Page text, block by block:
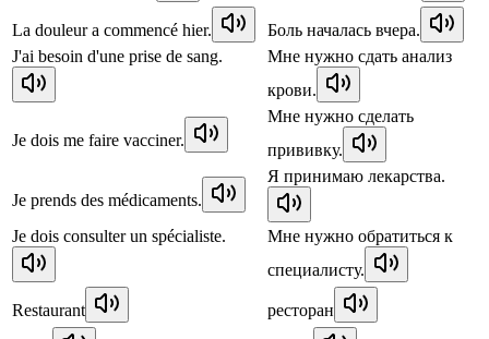
La douleur a commencé hier.
Боль началась вчера.
J'ai besoin d'une prise de sang.
Мне нужно сдать анализ
крови.
Je dois me faire vacciner.
Мне нужно сделать
прививку.
Je prends des médicaments.
Я принимаю лекарства.
Je dois consulter un spécialiste.
Мне нужно обратиться к
специалисту.
Restaurant ресторан